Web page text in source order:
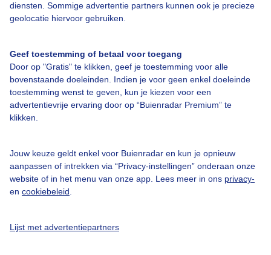
diensten. Sommige advertentie partners kunnen ook je precieze
geolocatie hiervoor gebruiken.
Geef toestemming of betaal voor toegang
Door op "Gratis" te klikken, geef je toestemming voor alle
bovenstaande doeleinden. Indien je voor geen enkel doeleinde
toestemming wenst te geven, kun je kiezen voor een
advertentievrije ervaring door op “Buienradar Premium” te
klikken.
Jouw keuze geldt enkel voor Buienradar en kun je opnieuw
aanpassen of intrekken via “Privacy-instellingen” onderaan onze
website of in het menu van onze app. Lees meer in ons privacy-
en cookiebeleid
Lijst met advertentiepartners
Bedrijfsgegevens
Veelgestelde vragen
Contact
Gebruikersvoorwaarden
Adverteren